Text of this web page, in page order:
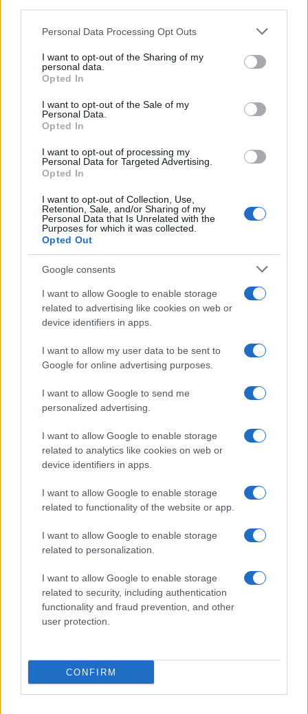
This information may also be disclosed by us to third parties
disclose it to other third parties.
Please note that this website/app uses one or more Google
services and may gather and store information including but
not limited to your visit or usage behaviour. You may click to
grant or deny consent to Google and its third-party tags to
consent section.
Personal Data Processing Opt Outs
I want to opt-out of the Sharing of my
personal data.
Opted In
I want to opt-out of the Sale of my
Personal Data.
Opted In
I want to opt-out of processing my
Personal Data for Targeted Advertising.
Opted In
I want to opt-out of Collection, Use,
Retention, Sale, and/or Sharing of my
Personal Data that Is Unrelated with the
Purposes for which it was collected.
Opted Out
Google consents
I want to allow Google to enable storage
related to advertising like cookies on web or
device identifiers in apps.
I want to allow my user data to be sent to
Google for online advertising purposes.
I want to allow Google to send me
personalized advertising.
I want to allow Google to enable storage
related to analytics like cookies on web or
device identifiers in apps.
I want to allow Google to enable storage
related to functionality of the website or app.
I want to allow Google to enable storage
related to personalization.
I want to allow Google to enable storage
related to security, including authentication
functionality and fraud prevention, and other
user protection.
CONFIRM
FRASI
Frasi celebri
Frasi da condividere
Poesie
Frasi dei film
Frasi film più lette
Incipit dei film
Film più cercati
Frasi sul cinema
SERVIZI
Mappa del sito
Cookie Policy
Frasi suddivise per tema
Indice degli autori
Aforismi .meglio.it è l'archivio web dedicato a frasi,
aforismi e citazioni più grande del web (137.912 frasi in
database) • ©2005-2025 • La riproduzione dei testi è
consentita citando la fonte secondo la Licenza
il sito ricava una commissione sugli acquisti idonei. •
Contatti